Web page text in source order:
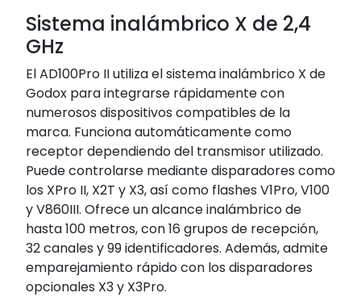
Sistema inalámbrico X de 2,4
GHz
El AD100Pro II utiliza el sistema inalámbrico X de
Godox para integrarse rápidamente con
numerosos dispositivos compatibles de la
marca. Funciona automáticamente como
receptor dependiendo del transmisor utilizado.
Puede controlarse mediante disparadores como
los XPro II, X2T y X3, así como flashes V1Pro, V100
y V860III. Ofrece un alcance inalámbrico de
hasta 100 metros, con 16 grupos de recepción,
32 canales y 99 identificadores. Además, admite
emparejamiento rápido con los disparadores
opcionales X3 y X3Pro.